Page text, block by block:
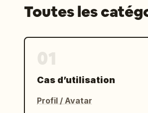
Toutes les
Cas d’utilisation
Profil / Avatar